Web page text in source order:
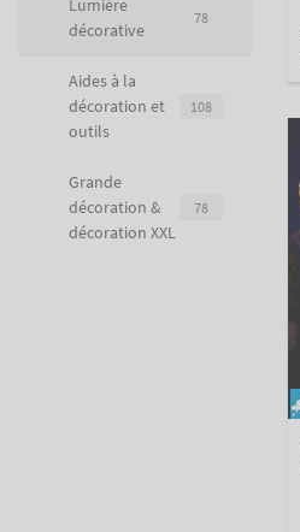
Lumière
décorative
78
Aides à la
décoration et
outils
108
Grande
décoration &
décoration XXL
78